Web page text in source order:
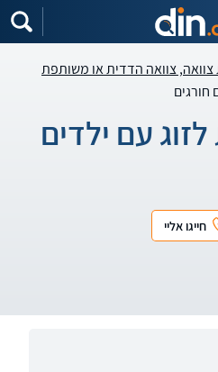
צוואה, צוואה הדדית או משותפת
חורגים
עם ילדים
חייגו אליי